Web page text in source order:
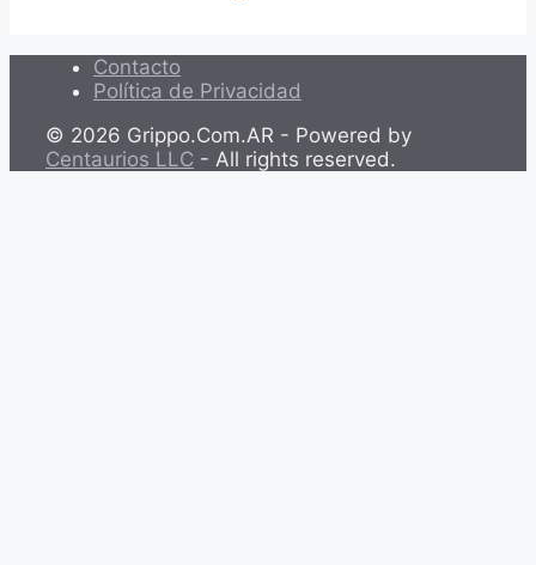
Contacto
Política de Privacidad
© 2026 Grippo.Com.AR - Powered by
Centaurios LLC - All rights reserved.